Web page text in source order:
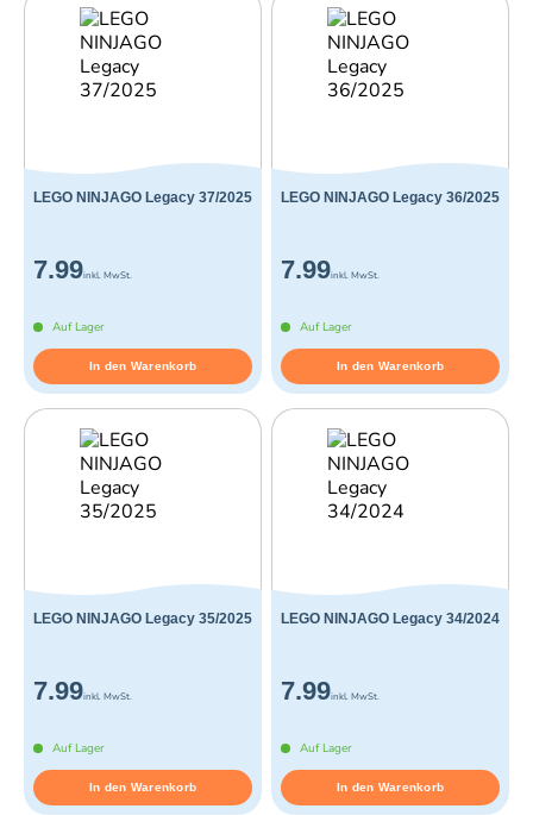
LEGO NINJAGO Legacy 37/2025
7.99inkl. MwSt.
Auf Lager
In den Warenkorb
LEGO NINJAGO Legacy 36/2025
7.99inkl. MwSt.
Auf Lager
In den Warenkorb
LEGO NINJAGO Legacy 35/2025
7.99inkl. MwSt.
Auf Lager
In den Warenkorb
LEGO NINJAGO Legacy 34/2024
7.99inkl. MwSt.
Auf Lager
In den Warenkorb